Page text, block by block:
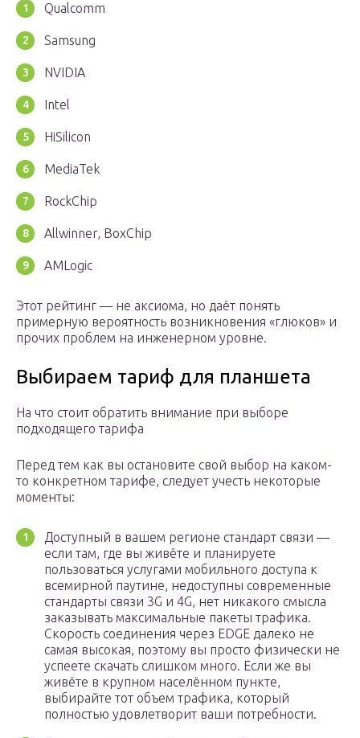
Qualcomm
Samsung
NVIDIA
Intel
HiSilicon
MediaTek
RockChip
Allwinner, BoxChip
AMLogic
Этот рейтинг — не аксиома, но даёт понять
примерную вероятность возникновения «глюков» и
прочих проблем на инженерном уровне.
Выбираем тариф для планшета
На что стоит обратить внимание при выборе
подходящего тарифа
Перед тем как вы остановите свой выбор на каком-
то конкретном тарифе, следует учесть некоторые
моменты:
Доступный в вашем регионе стандарт связи —
если там, где вы живёте и планируете
пользоваться услугами мобильного доступа к
всемирной паутине, недоступны современные
стандарты связи 3G и 4G, нет никакого смысла
заказывать максимальные пакеты трафика.
Скорость соединения через EDGE далеко не
самая высокая, поэтому вы просто физически не
успеете скачать слишком много. Если же вы
живёте в крупном населённом пункте,
выбирайте тот объем трафика, который
полностью удовлетворит ваши потребности.